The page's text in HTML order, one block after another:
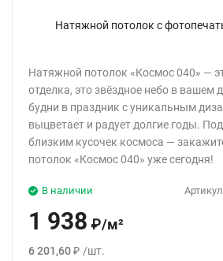
Натяжной потолок с
Натяжной потолок «Космос 040» —
отделка, это звёздное небо в вашем
будни в праздник с уникальным
выцветает и радует долгие годы.
близким кусочек космоса —
потолок «Космос 040» уже сегодня!
В наличии
1 938 ₽/м²
6 201,60₽ /шт.